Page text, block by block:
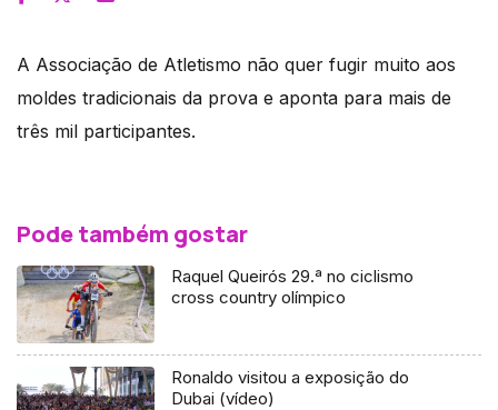
A Associação de Atletismo não quer fugir muito aos
moldes tradicionais da prova e aponta para mais de
três mil participantes.
Pode também gostar
Raquel Queirós 29.ª no ciclismo
cross country olímpico
Ronaldo visitou a exposição do
Dubai (vídeo)